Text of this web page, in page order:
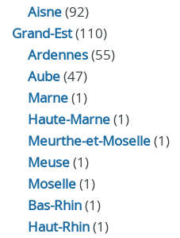
Aisne(92)
Grand-Est(110)
Ardennes(55)
Aube(47)
Marne(1)
Haute-Marne(1)
Meurthe-et-Moselle(1)
Meuse(1)
Moselle(1)
Bas-Rhin(1)
Haut-Rhin(1)